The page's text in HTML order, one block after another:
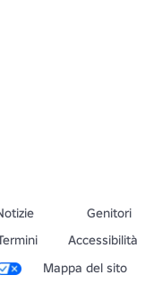
Genitori
Accessibilità
Mappa del sito